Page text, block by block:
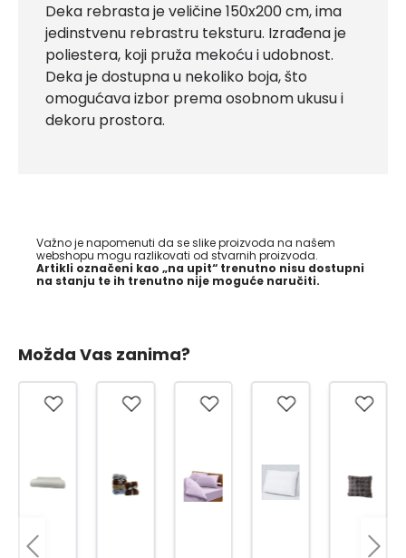
Deka rebrasta je veličine 150x200 cm, ima
jedinstvenu rebrastru teksturu. Izrađena je
poliestera, koji pruža mekoću i udobnost.
Deka je dostupna u nekoliko boja, što
omogućava izbor prema osobnom ukusu i
dekoru prostora.
Važno je napomenuti da se slike proizvoda na našem
webshopu mogu razlikovati od stvarnih proizvoda.
Artikli označeni kao „na upit“ trenutno nisu dostupni
na stanju te ih trenutno nije moguće naručiti.
Možda Vas zanima?